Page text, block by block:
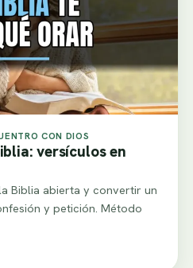
CON DIOS
versículos en
Biblia abierta y convertir un
y petición. Método